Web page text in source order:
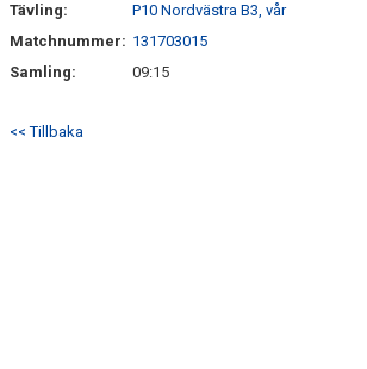
Tävling:
P10 Nordvästra B3, vår
Matchnummer: 131703015
Samling:
09:15
<< Tillbaka